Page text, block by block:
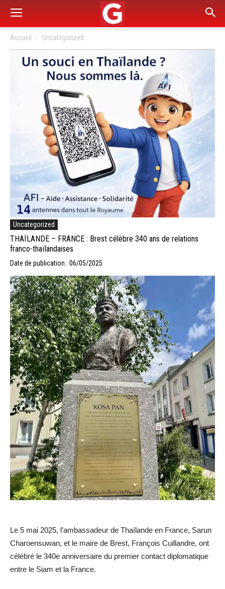
Accueil Uncategorized
Uncategorized
THAÏLANDE – FRANCE : Brest célèbre 340 ans de relations
franco-thaïlandaises
Date de publication : 06/05/2025
Le 5 mai 2025, l’ambassadeur de Thaïlande en France, Sarun
Charoensuwan, et le maire de Brest, François Cuillandre, ont
célébré le 340e anniversaire du premier contact diplomatique
entre le Siam et la France.